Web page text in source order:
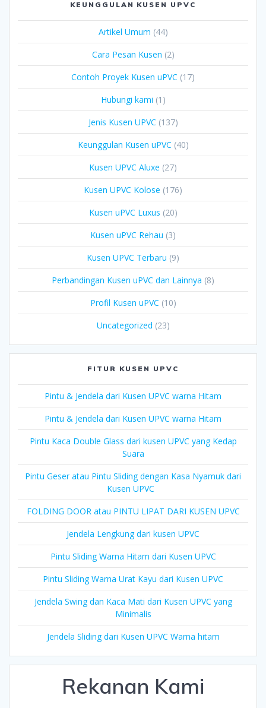
KEUNGGULAN KUSEN UPVC
Artikel Umum (44)
Cara Pesan Kusen (2)
Contoh Proyek Kusen uPVC (17)
Hubungi kami (1)
Jenis Kusen UPVC (137)
Keunggulan Kusen uPVC (40)
Kusen UPVC Aluxe (27)
Kusen UPVC Kolose (176)
Kusen uPVC Luxus (20)
Kusen uPVC Rehau (3)
Kusen UPVC Terbaru (9)
Perbandingan Kusen uPVC dan Lainnya (8)
Profil Kusen uPVC (10)
Uncategorized (23)
FITUR KUSEN UPVC
Pintu & Jendela dari Kusen UPVC warna Hitam
Pintu & Jendela dari Kusen UPVC warna Hitam
Pintu Kaca Double Glass dari kusen UPVC yang Kedap
Suara
Pintu Geser atau Pintu Sliding dengan Kasa Nyamuk dari
Kusen UPVC
FOLDING DOOR atau PINTU LIPAT DARI KUSEN UPVC
Jendela Lengkung dari kusen UPVC
Pintu Sliding Warna Hitam dari Kusen UPVC
Pintu Sliding Warna Urat Kayu dari Kusen UPVC
Jendela Swing dan Kaca Mati dari Kusen UPVC yang
Minimalis
Jendela Sliding dari Kusen UPVC Warna hitam
Rekanan Kami